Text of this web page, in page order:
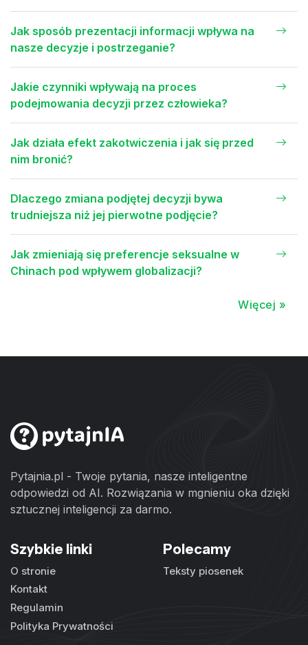
Jak sposób prezentacji informacji wpływa na
nasze decyzje i postrzeganie?
Jakie czynniki wpływają na proces
podejmowania decyzji przez człowieka?
Jak działa efekt zakotwiczenia i jak się przed
nim bronić?
Dlaczego zmiana podjętej decyzji bywa
trudniejsza niż jej pierwotne podjęcie?
Jak zmieniają się preferencje seksualne w
Chinach pod wpływem globalizacji?
Więcej »
Pytajnia.pl - Twoje pytania, nasze inteligentne
odpowiedzi od AI. Rozwiązania w mgnieniu oka dzięki
sztucznej inteligencji za darmo.
Szybkie linki
O stronie
Kontakt
Regulamin
Polityka Prywatności
Polecamy
Teksty piosenek